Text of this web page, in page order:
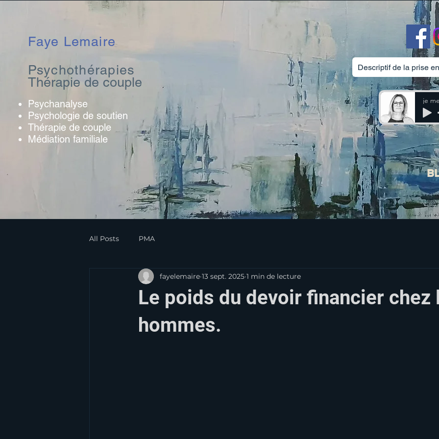
Faye Lemaire
Psychothérapies
Thérapie de couple
Psychanalyse
Psychologie de soutien
Thérapie de couple
Médiation familiale
Descriptif de la prise
je
All Posts PMA
Le poids du devoir financier chez
hommes.
fayelemaire 13 sept. 2025 1 min de lecture